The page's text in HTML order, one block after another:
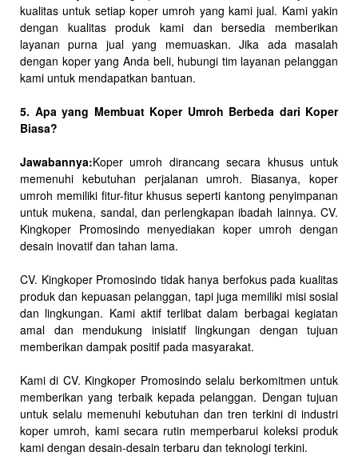
kualitas untuk setiap koper umroh yang kami jual. Kami yakin
dengan kualitas produk kami dan bersedia memberikan
layanan purna jual yang memuaskan. Jika ada masalah
dengan koper yang Anda beli, hubungi tim layanan pelanggan
kami untuk mendapatkan bantuan.
5. Apa yang Membuat Koper Umroh Berbeda dari Koper
Biasa?
Jawabannya:Koper umroh dirancang secara khusus untuk
memenuhi kebutuhan perjalanan umroh. Biasanya, koper
umroh memiliki fitur-fitur khusus seperti kantong penyimpanan
untuk mukena, sandal, dan perlengkapan ibadah lainnya. CV.
Kingkoper Promosindo menyediakan koper umroh dengan
desain inovatif dan tahan lama.
CV. Kingkoper Promosindo tidak hanya berfokus pada kualitas
produk dan kepuasan pelanggan, tapi juga memiliki misi sosial
dan lingkungan. Kami aktif terlibat dalam berbagai kegiatan
amal dan mendukung inisiatif lingkungan dengan tujuan
memberikan dampak positif pada masyarakat.
Kami di CV. Kingkoper Promosindo selalu berkomitmen untuk
memberikan yang terbaik kepada pelanggan. Dengan tujuan
untuk selalu memenuhi kebutuhan dan tren terkini di industri
koper umroh, kami secara rutin memperbarui koleksi produk
kami dengan desain-desain terbaru dan teknologi terkini.